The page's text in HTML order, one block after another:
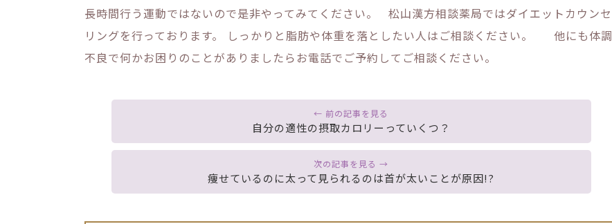
長時間行う運動ではないので是非やってみてください。 松山漢方相談薬局ではダイエットカウンセ
リングを行っております。 しっかりと脂肪や体重を落としたい人はご相談ください。 他にも体調
不良で何かお困りのことがありましたらお電話でご予約してご相談ください。
自分の適性の摂取カロリーっていくつ？
痩せているのに太って見られるのは首が太いことが原因!?